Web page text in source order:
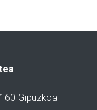
Gipuzkoa